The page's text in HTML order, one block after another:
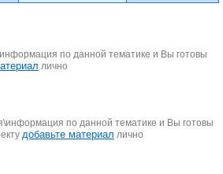
по данной тематике и Вы готовы
лично
по данной тематике и Вы готовы
добавьте материал лично